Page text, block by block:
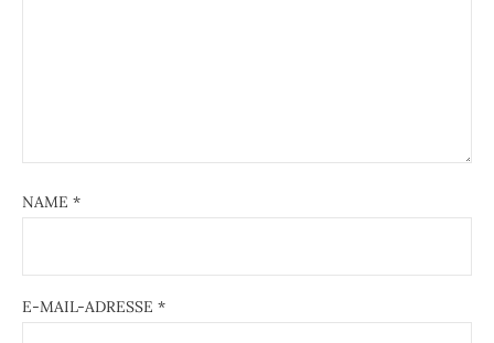
NAME *
E-MAIL-ADRESSE *